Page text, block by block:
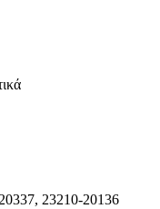
23210-20136